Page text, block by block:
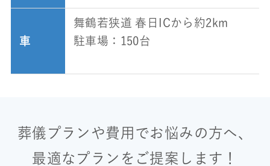
車
舞鶴若狭道 春日ICから約2km
駐車場：150台
葬儀プランや費用でお悩みの方へ、
最適なプランをご提案します！